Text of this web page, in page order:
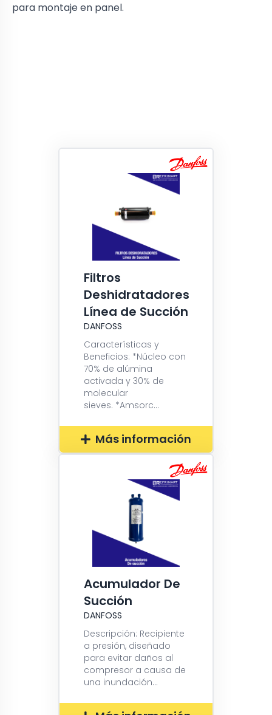
para montaje en panel.
Filtros
Deshidratadores
Línea de Succión
DANFOSS
Características y
Beneficios: *Núcleo con
70% de alúmina
activada y 30% de
molecular
sieves. *Amsorc...
Más información
Acumulador De
Succión
DANFOSS
Descripción: Recipiente
a presión, diseñado
para evitar daños al
compresor a causa de
una inundación...